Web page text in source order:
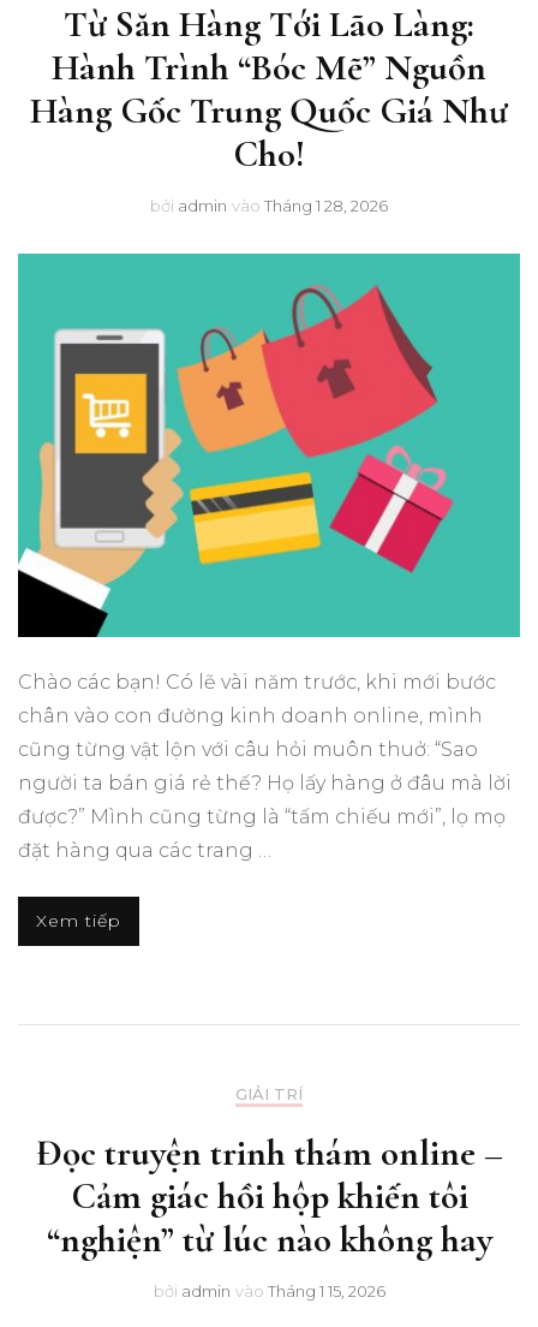
Từ Săn Hàng Tới Lão Làng:
Hành Trình “Bóc Mẽ” Nguồn
Hàng Gốc Trung Quốc Giá Như
Cho!
bởi admin vào Tháng 1 28, 2026
Chào các bạn! Có lẽ vài năm trước, khi mới bước
chân vào con đường kinh doanh online, mình
cũng từng vật lộn với câu hỏi muôn thuở: “Sao
người ta bán giá rẻ thế? Họ lấy hàng ở đâu mà lời
được?” Mình cũng từng là “tấm chiếu mới”, lọ mọ
đặt hàng qua các trang …
Xem tiếp
GIẢI TRÍ
Đọc truyện trinh thám online –
Cảm giác hồi hộp khiến tôi
“nghiện” từ lúc nào không hay
bởi admin vào Tháng 1 15, 2026